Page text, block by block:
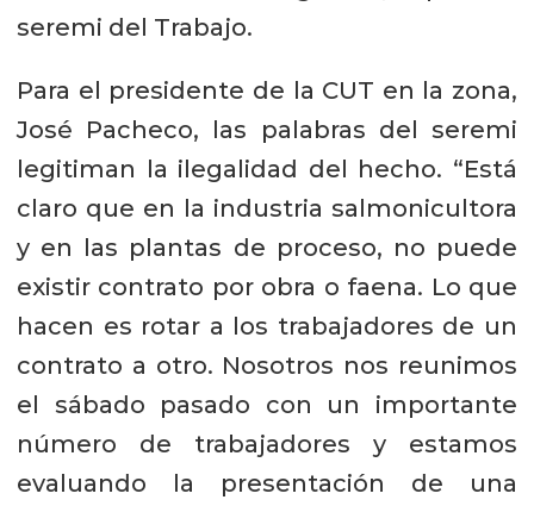
seremi del Trabajo.
Para el presidente de la CUT en la zona,
José Pacheco, las palabras del seremi
legitiman la ilegalidad del hecho. “Está
claro que en la industria salmonicultora
y en las plantas de proceso, no puede
existir contrato por obra o faena. Lo que
hacen es rotar a los trabajadores de un
contrato a otro. Nosotros nos reunimos
el sábado pasado con un importante
número de trabajadores y estamos
evaluando la presentación de una